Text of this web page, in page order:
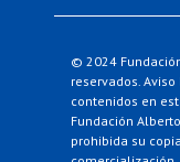
© 2024
reservados.
contenidos en
Fundación
prohibida su